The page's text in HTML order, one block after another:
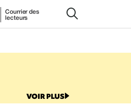
Courrier des
lecteurs
VOIR PLUS